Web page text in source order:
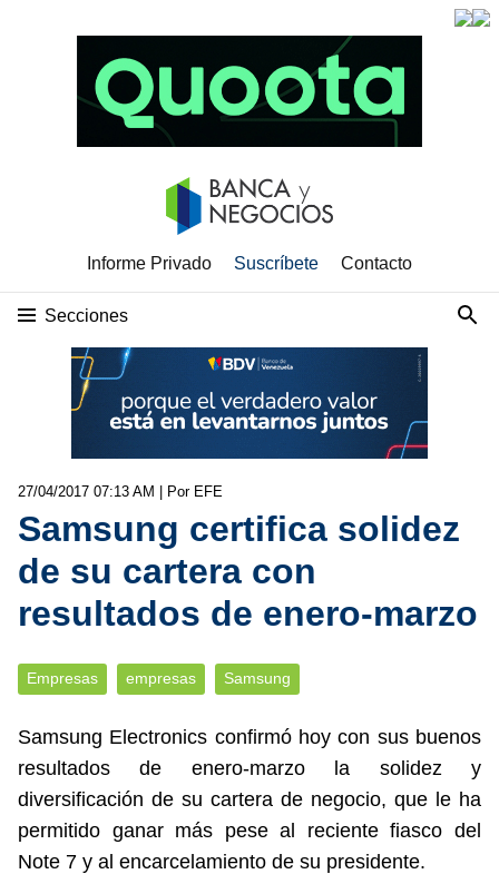
Informe Privado Suscríbete Contacto
Secciones
27/04/2017 07:13 AM | Por EFE
Samsung certifica solidez
de su cartera con
resultados de enero-marzo
Empresas empresas Samsung
Samsung Electronics confirmó hoy con sus buenos
resultados de enero-marzo la solidez y
diversificación de su cartera de negocio, que le ha
permitido ganar más pese al reciente fiasco del
Note 7 y al encarcelamiento de su presidente.